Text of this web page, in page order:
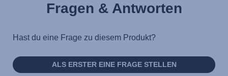
Fragen & Antworten